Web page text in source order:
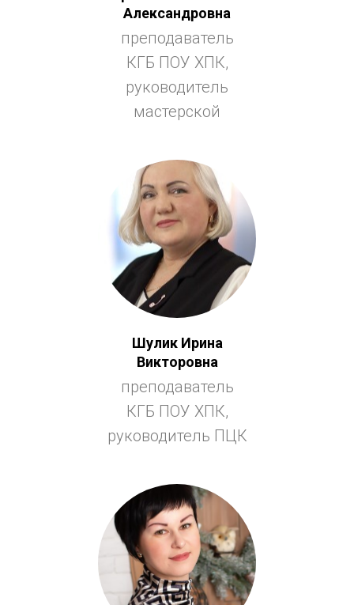
Александровна
преподаватель
КГБ ПОУ ХПК,
руководитель
мастерской
Шулик Ирина
Викторовна
преподаватель
КГБ ПОУ ХПК,
руководитель ПЦК